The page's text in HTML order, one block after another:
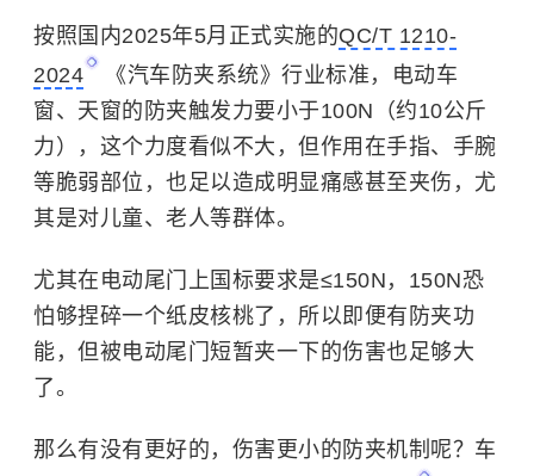
按照国内2025年5月正式实施的QC/T 1210-
2024
《汽车防夹系统》行业标准，电动车
窗、天窗的防夹触发力要小于100N（约10公斤
力），这个力度看似不大，但作用在手指、手腕
等脆弱部位，也足以造成明显痛感甚至夹伤，尤
其是对儿童、老人等群体。
尤其在电动尾门上国标要求是≤150N，150N恐
怕够捏碎一个纸皮核桃了，所以即便有防夹功
能，但被电动尾门短暂夹一下的伤害也足够大
了。
那么有没有更好的，伤害更小的防夹机制呢？车